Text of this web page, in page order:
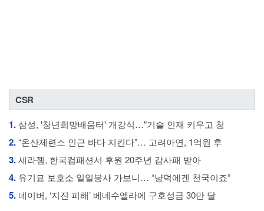
CSR
1.삼성, '청년희망배움터' 개강식…"기술 인재 키우고 청
2.“온산제련소 인근 바다 지킨다”… 고려아연, 1억원 후
3.세라젬, 한국컴패션서 후원 20주년 감사패 받아
4. 유기묘 보호소 일일봉사 가보니… “냥덕에겐 천국이죠”
5. 네이버, ‘지진 피해’ 베네수엘라에 구호성금 30만 달